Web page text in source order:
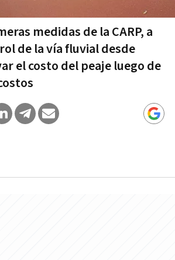
medidas de la CARP, a
de la vía fluvial desde
el costo del peaje luego de